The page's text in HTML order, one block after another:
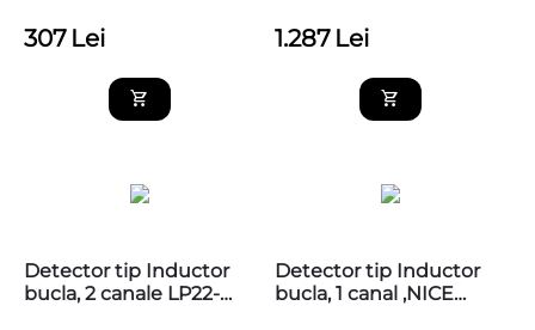
307 Lei 1.287 Lei
Detector tip Inductor
bucla, 2 canale LP22-
Detector tip Inductor
bucla, 1 canal ,NICE